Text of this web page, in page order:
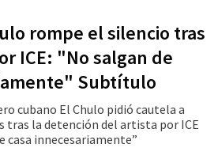
rompe el silencio tras
ICE: "No salgan de
Subtítulo
cubano El Chulo pidió cautela a
tras la detención del artista por ICE
casa innecesariamente”